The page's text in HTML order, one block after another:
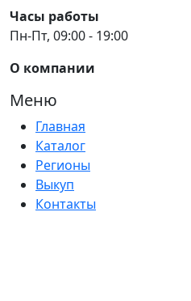
Часы работы
Пн-Пт, 09:00 - 19:00
О компании
Меню
Главная
Каталог
Регионы
Выкуп
Контакты